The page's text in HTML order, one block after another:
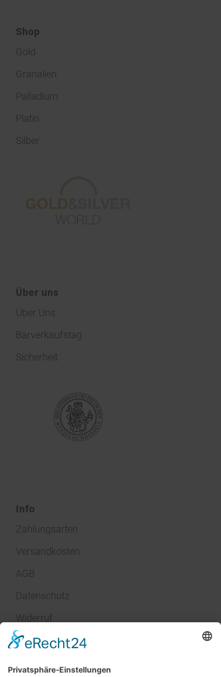
Shop
Gold
Granalien
Palladium
Platin
Silber
Über uns
Über Uns
Barverkaufstag
Sicherheit
Info
Zahlungsarten
Versandkosten
AGB
Datenschutz
Widerruf
Impressum